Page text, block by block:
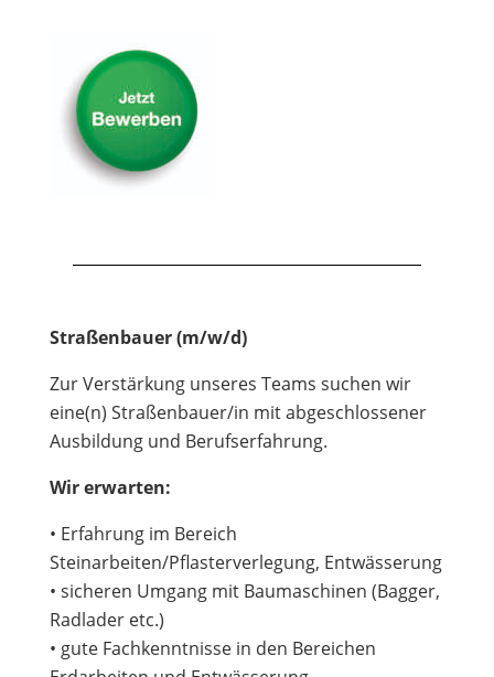
Straßenbauer (m/w/d)
Zur Verstärkung unseres Teams suchen wir
eine(n) Straßenbauer/in mit abgeschlossener
Ausbildung und Berufserfahrung.
Wir erwarten:
• Erfahrung im Bereich
Steinarbeiten/Pflasterverlegung, Entwässerung
• sicheren Umgang mit Baumaschinen (Bagger,
Radlader etc.)
• gute Fachkenntnisse in den Bereichen